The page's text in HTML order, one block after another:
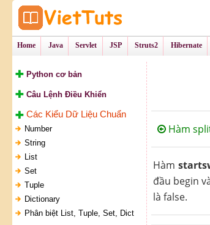
Home Java Servlet JSP Struts2 Hibernate
Python cơ bản
Câu Lệnh Điều Khiển
Các Kiểu Dữ Liệu Chuẩn
Number
String
List
Set
Tuple
Dictionary
Phân biệt List, Tuple, Set, Dict
Hàm
Hàm
đầu begin
là false.